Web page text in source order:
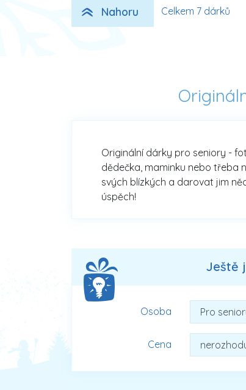
Nahoru Celkem 7 dárků
Originální dárky pro seniory -
dědečka, maminku nebo třeba
svých blízkých a darovat jim
úspěch!
Ještě
Osoba
Cena